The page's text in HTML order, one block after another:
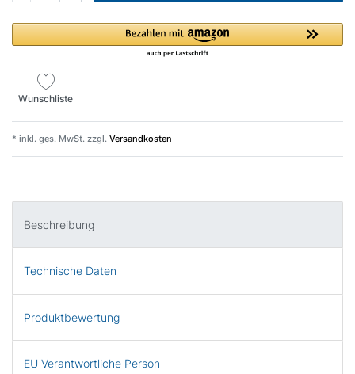
Wunschliste
* inkl. ges. MwSt. zzgl. Versandkosten
Beschreibung
Technische Daten
Produktbewertung
EU Verantwortliche Person